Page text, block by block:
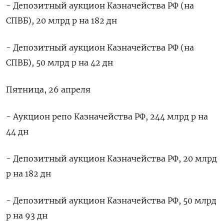
- Депозитный аукцион Казначейства РФ (на
СПВБ), 20 млрд р на 182 дн
- Депозитный аукцион Казначейства РФ (на
СПВБ), 50 млрд р на 42 дн
Пятница, 26 апреля
- Аукцион репо Казначейства РФ, 244 млрд р на
44 дн
- Депозитный аукцион Казначейства РФ, 20 млрд
р на 182 дн
- Депозитный аукцион Казначейства РФ, 50 млрд
р на 93 дн